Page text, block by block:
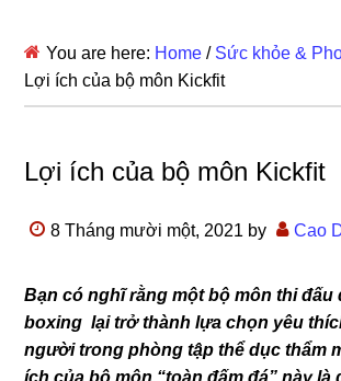
You are here: Home / Sức khỏe &
Lợi ích của bộ môn Kickfit
Lợi ích của bộ môn Kickfit
8 Tháng mười một, 2021 by Cao
Bạn có nghĩ rằng một bộ môn thi
boxing lại trở thành lựa chọn yêu
người trong phòng tập thể dục thẩm
ích của bộ môn “toàn đấm đá” này là